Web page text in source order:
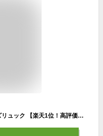
＼今だけSALE★700円OFF／ マザーズリュック 【楽天1位！高評価★4.44】マザーズバッグ リュック ママを応援する20の工夫 3層式 多機能 大容量リュックサック バックパック 上質ナイロン オシャレ 背面ポケット 撥水 レディース 母の日 ギフト 送料無料 Annekor アンコール